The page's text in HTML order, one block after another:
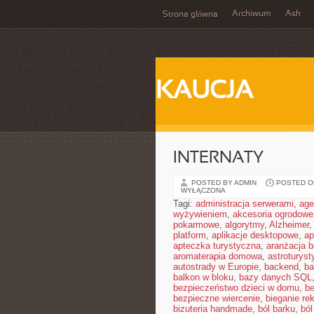
Strona główna Archiwum Ash
KAUCJA
INTERNATY
POSTED BY ADMIN POSTED
WYŁĄCZONA
Tagi: administracja serwerami,
wyżywieniem, akcesoria ogrodowe
pokarmowe, algorytmy, Alzheimer,
platform, aplikacje desktopowe,
apteczka turystyczna, aranżacja
aromaterapia domowa,
autostrady w Europie, backend,
balkon w bloku, bazy danych SQL,
bezpieczeństwo dzieci w domu,
bezpieczne wiercenie, bieganie
bizuteria handmade, ból barku,